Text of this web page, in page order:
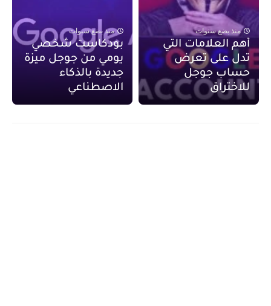
منذ بضع سنوات
أهم العلامات التي
تدل على تعرض
حساب جوجل
للاختراق
منذ بضع سنوات
بودكاست شخصي
يومي من جوجل ميزة
جديدة بالذكاء
الاصطناعي